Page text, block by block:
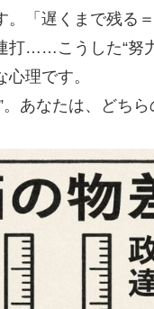
「遅くまで残る
打……こうした“努
理です。
あなたは、どち